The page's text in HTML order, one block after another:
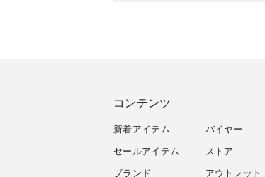
コンテンツ
新着アイテム
セールアイテム
ブランド
バイヤー
ストア
アウトレット